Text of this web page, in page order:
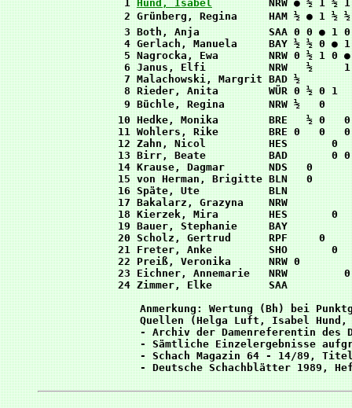
1 Hund, Isabel
NRW ● ½ 1 ½
2 Grünberg, Regina     HAM ½
3 Both, Anja           SAA 0 0
4 Gerlach, Manuela     BAY ½
5 Nagrocka, Ewa        NRW 0
6 Janus, Elfi          NRW   ½
7 Malachowski, Margrit BAD ½
8 Rieder, Anita        WÜR 0 ½
9 Büchle, Regina       NRW ½
10 Hedke, Monika        BRE
11 Wohlers, Rike        BRE 0
12 Zahn, Nicol          HES
13 Birr, Beate          BAD
14 Krause, Dagmar       NDS
15 von Herman, Brigitte BLN
16 Späte, Ute           BLN
17 Bakalarz, Grazyna    NRW
18 Kierzek, Mira        HES
19 Bauer, Stephanie     BAY
20 Scholz, Gertrud      RPF
21 Freter, Anke         SHO
22 Preiß, Veronika      NRW 0
23 Eichner, Annemarie   NRW
24 Zimmer, Elke         SAA
Anmerkung: Wertung (Bh) bei
Quellen (Helga Luft, Isabel
- Archiv der
- Sämtliche
- Schach Magazin 64 - 14/89,